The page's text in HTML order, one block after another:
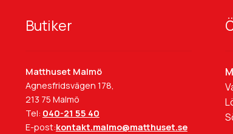
Butiker
Matthuset Malmö
Agnesfridsvägen 178,
213 75 Malmö
Tel: 040-21 55 40
E-post:kontakt.malmo@matthuset.se